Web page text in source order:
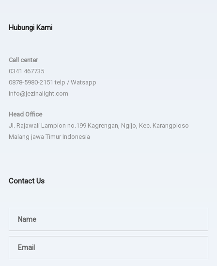
Hubungi Kami
Call center
0341 467735
0878-5980-2151 telp / Watsapp
info@jezinalight.com
Head Office
Jl. Rajawali Lampion no.199 Kagrengan, Ngijo, Kec. Karangploso
Malang jawa Timur Indonesia
Contact Us